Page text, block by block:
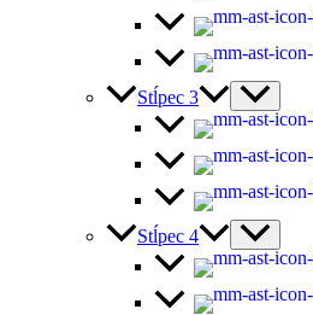
Stĺpec 3
Stĺpec 4